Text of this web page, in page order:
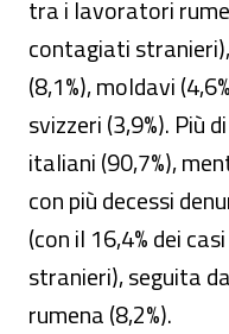
tra i lavoratori
contagiati
(8,1%), moldavi
svizzeri (3,9%). Più
italiani (90,7%),
con più decessi
(con il 16,4% dei
stranieri), seguita
rumena (8,2%).